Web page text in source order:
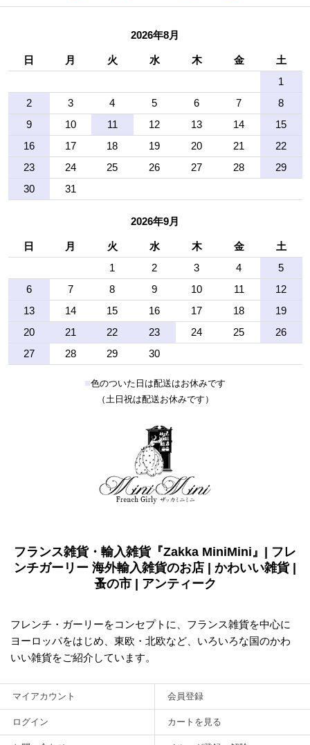
2026年8月
日 月 火 水 木 金
土
1
2
3 4 5 6 7
8
9
10 11 12 13 14
15
16
17 18 19 20 21
22
23
24 25 26 27 28
29
30
31
2026年9月
日 月 火 水 木 金
土
1
2 3 4
5
6
7 8 9 10 11
12
13
14 15 16 17 18
19
20
21 22 23 24 25
26
27
28 29 30
■色のついた日は配送はお休みです
（土日祝は配送お休みです）
フランス雑貨・輸入雑貨『Zakka MiniMini』| フレ
ンチガーリー 海外輸入雑貨のお店 | かわいい雑貨 |
蚤の市 | アンティーク
フレンチ・ガーリーをコンセプトに、フランス雑貨を中心に
ヨーロッパをはじめ、東欧・北欧など、いろいろな国のかわ
いい雑貨をご紹介しています。
マイアカウント 会員登録
ログイン カートを見る